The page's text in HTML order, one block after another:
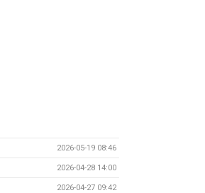
2026-05-19 08:46
2026-04-28 14:00
2026-04-27 09:42